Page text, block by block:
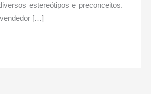
estereótipos e preconceitos.
[…]